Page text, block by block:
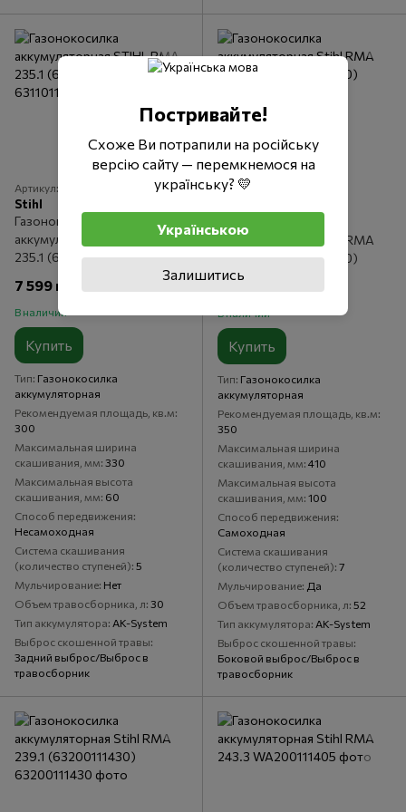
Артикул: 63110111425
Stihl
Газонокосилка
аккумуляторная STIHL RMA
235.1 (63110111425)
7 599 грн
В наличии
Купить
Тип Газонокосилка
аккумуляторная
Рекомендуемая площадь, кв.м
300
Максимальная ширина
скашивания, мм 330
Максимальная высота
скашивания, мм 60
Способ передвижения
Несамоходная
Система скашивания
(количество ступеней) 5
Мульчирование Нет
Объем травосборника, л 30
Тип аккумулятора AK-System
Выброс скошенной травы
Задний выброс/Выброс в
травосборник
Артикул: WA400111420
аккумуляторная Stihl RMA
443.3 V (WA400111420)
26 499 грн
В наличии
Купить
Тип Газонокосилка
аккумуляторная
Рекомендуемая площадь, кв.м
350
Максимальная ширина
скашивания, мм 410
Максимальная высота
скашивания, мм 100
Способ передвижения
Самоходная
Система скашивания
(количество ступеней) 7
Мульчирование Да
Объем травосборника, л 52
Тип аккумулятора AK-System
Выброс скошенной травы
Боковой выброс/Выброс в
травосборник
Постривайте!
Схоже Ви потрапили на російську
версію сайту — перемкнемося на
українську? 💛
Українською
Залишитись